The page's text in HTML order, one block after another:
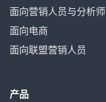
面向营销人员与分析师
面向电商
面向联盟营销人员
产品